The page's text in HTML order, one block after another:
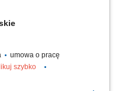
umowa o pracę
szybko